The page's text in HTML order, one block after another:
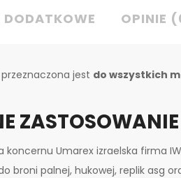
OPINIE
przeznaczona jest do wszystkich
ZASTOSOWANIE
koncernu Umarex izraelska firma
broni palnej, hukowej, replik asg